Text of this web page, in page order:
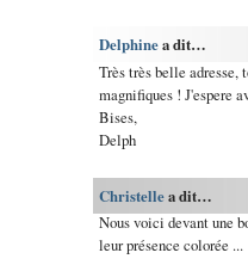
Delphinea dit…
Très très belle
magnifiques ! J'espere
Bises,
Delph
Christellea dit…
Nous voici devant une
leur présence colorée ...